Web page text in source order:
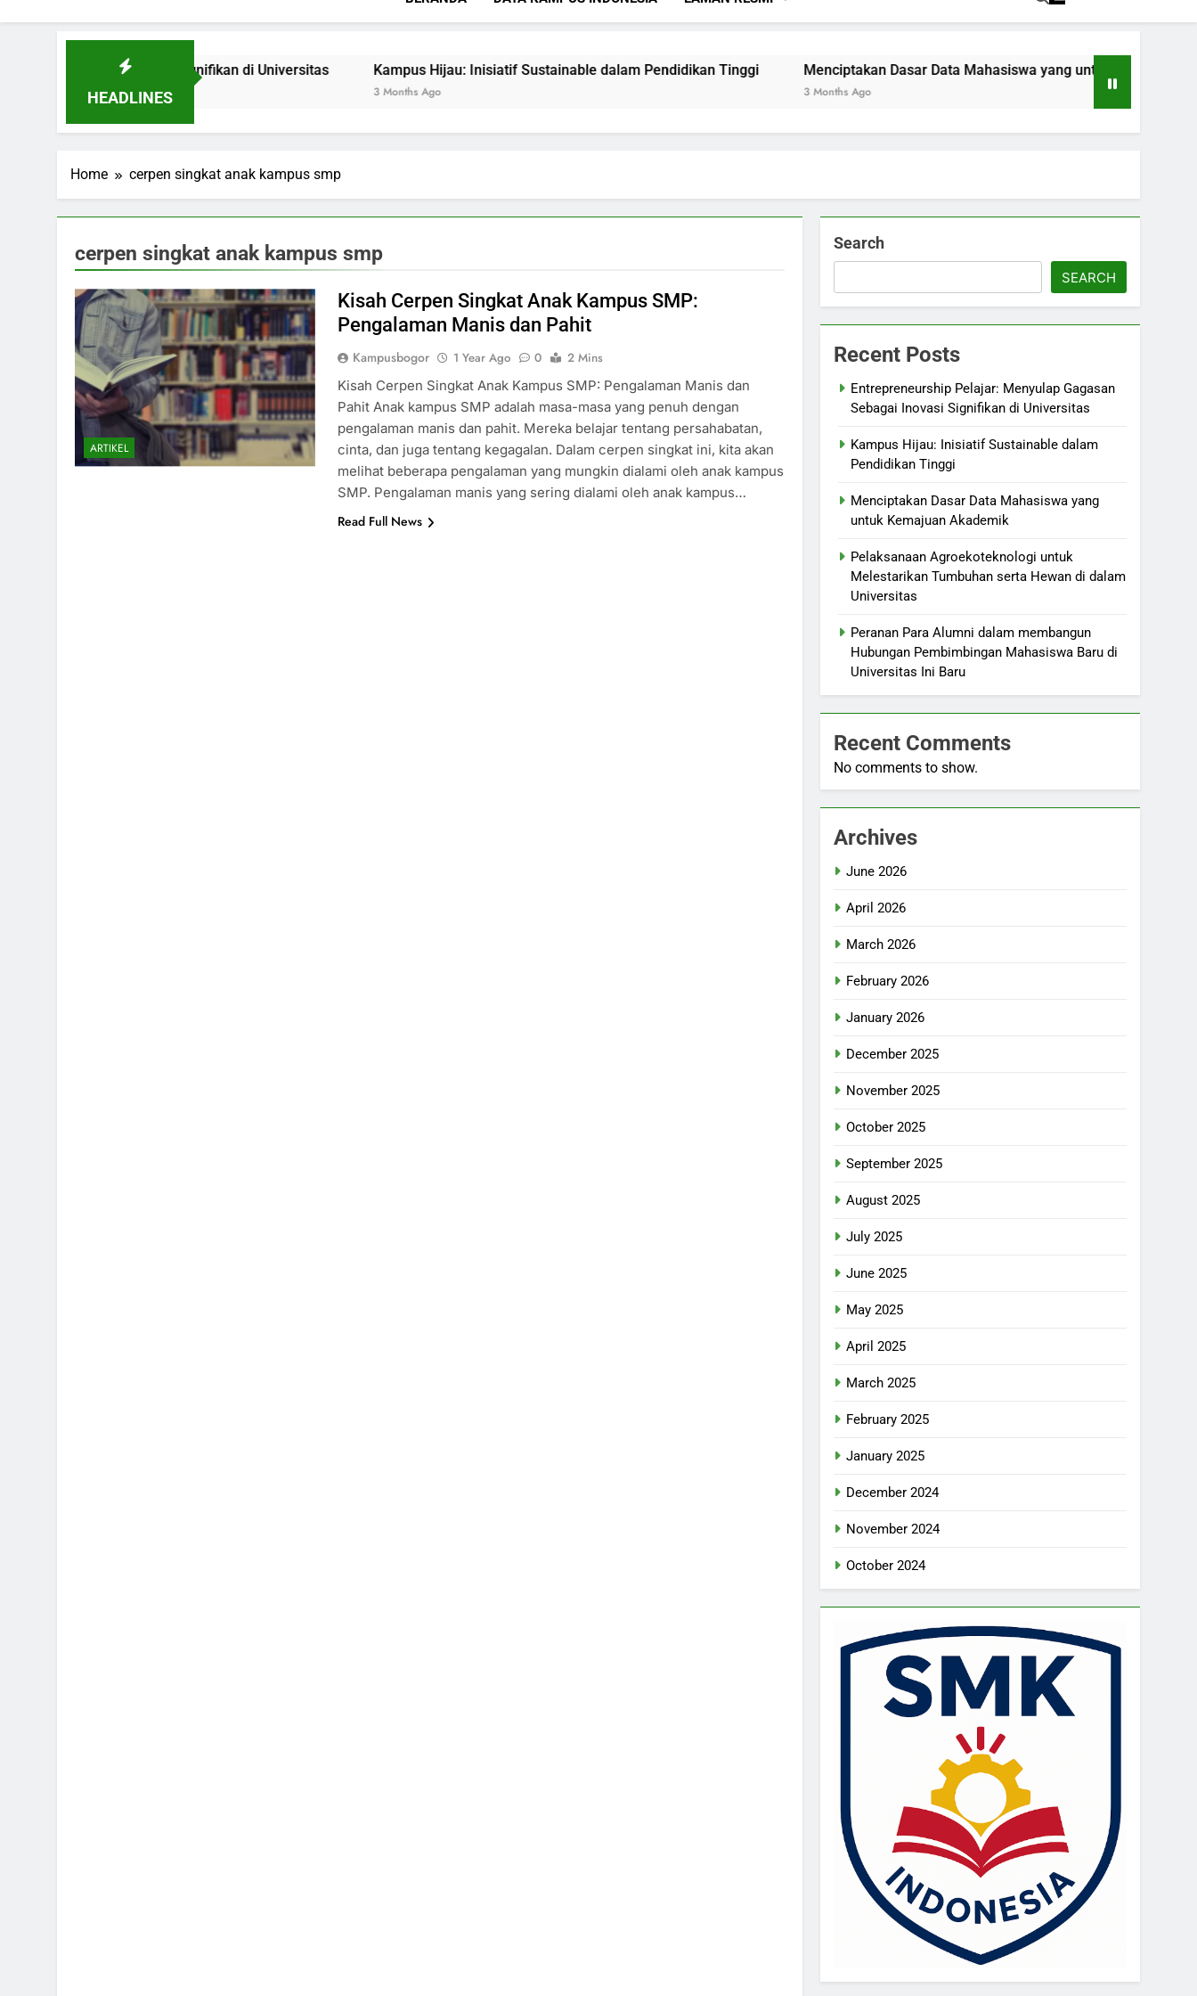
HEADLINES
Inovasi Signifikan di Universitas Kampus Hijau: Inisiatif Sustainable dalam Pendidikan Tinggi
3 Months Ago
Menciptakan Dasar Data Mahasiswa yang untuk Kemajuan Akademik
3 Months Ago
Home cerpen singkat anak kampus smp
cerpen singkat anak kampus smp
ARTIKEL
Kisah Cerpen Singkat Anak Kampus SMP:
Pengalaman Manis dan Pahit
Kampusbogor 1 Year Ago 0
2 Mins
Kisah Cerpen Singkat Anak Kampus SMP: Pengalaman Manis dan
Pahit Anak kampus SMP adalah masa-masa yang penuh dengan
pengalaman manis dan pahit. Mereka belajar tentang persahabatan,
cinta, dan juga tentang kegagalan. Dalam cerpen singkat ini, kita akan
melihat beberapa pengalaman yang mungkin dialami oleh anak kampus
SMP. Pengalaman manis yang sering dialami oleh anak kampus…
Read Full News
Search
SEARCH
Recent Posts
Entrepreneurship Pelajar: Menyulap Gagasan
Sebagai Inovasi Signifikan di Universitas
Kampus Hijau: Inisiatif Sustainable dalam
Pendidikan Tinggi
Menciptakan Dasar Data Mahasiswa yang
untuk Kemajuan Akademik
Pelaksanaan Agroekoteknologi untuk
Melestarikan Tumbuhan serta Hewan di dalam
Universitas
Peranan Para Alumni dalam membangun
Hubungan Pembimbingan Mahasiswa Baru di
Universitas Ini Baru
Recent Comments
No comments to show.
Archives
June 2026
April 2026
March 2026
February 2026
January 2026
December 2025
November 2025
October 2025
September 2025
August 2025
July 2025
June 2025
May 2025
April 2025
March 2025
February 2025
January 2025
December 2024
November 2024
October 2024